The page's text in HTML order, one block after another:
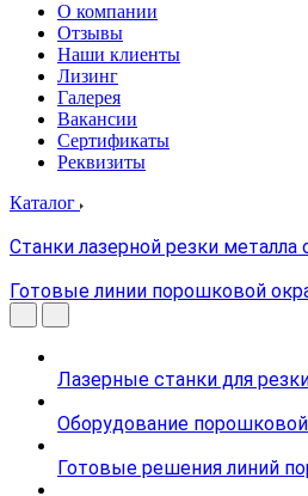
О компании
Отзывы
Наши клиенты
Лизинг
Галерея
Вакансии
Сертификаты
Реквизиты
Каталог
Станки лазерной резки металла
Готовые линии порошковой
Лазерные станки для
Оборудование
Готовые решения линий